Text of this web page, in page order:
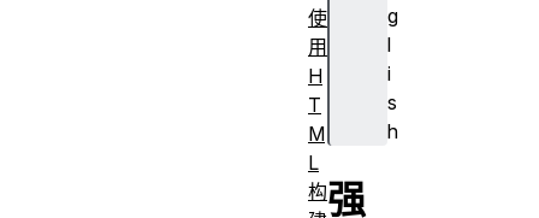
g
l
i
s
h
强
使
用
H
T
M
L
构